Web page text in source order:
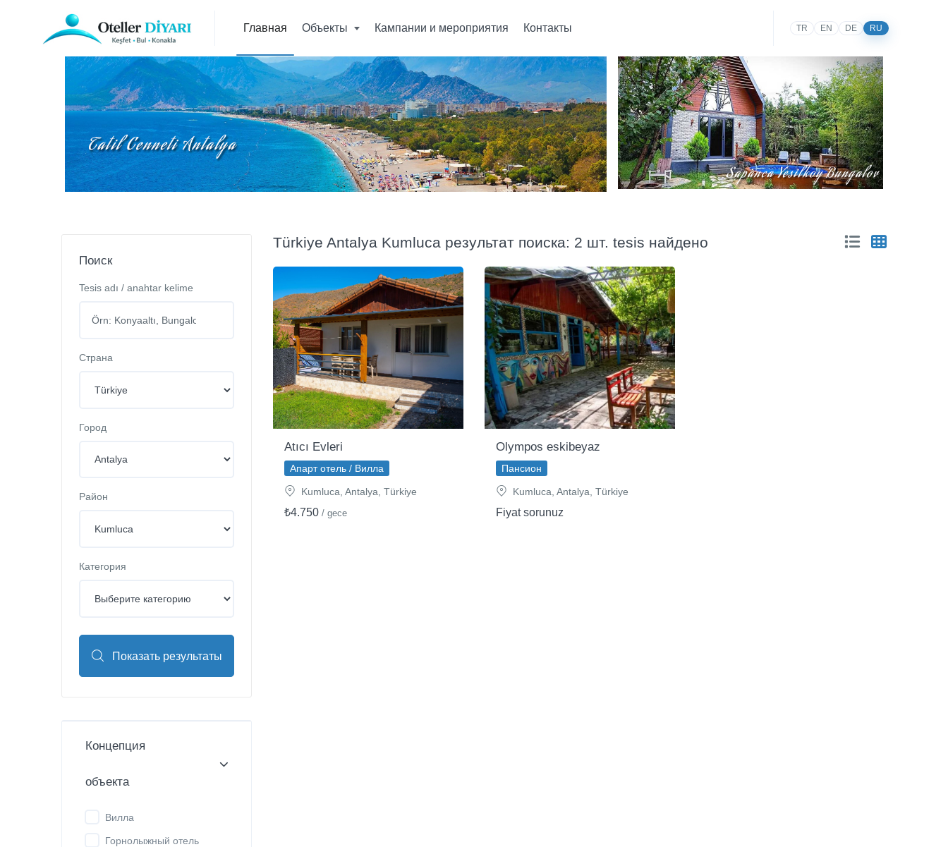
Главная Объекты Кампании и мероприятия Контакты TR EN DE RU
Поиск
Tesis adı / anahtar kelime
Страна
Город
Район
Категория
Показать результаты
Концепция
объекта
Вилла
Горнолыжный отель
Türkiye Antalya Kumluca результат поиска: 2 шт. tesis найдено
Atıcı Evleri
Апарт отель / Вилла
Kumluca, Antalya, Türkiye
₺4.750 / gece
Olympos eskibeyaz
Пансион
Kumluca, Antalya, Türkiye
Fiyat sorunuz